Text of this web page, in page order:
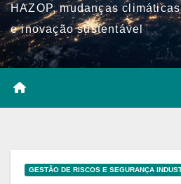
HAZOP, mudanças
e inovação sustentável
GESTÃO DE RISCOS E SEGURANÇA